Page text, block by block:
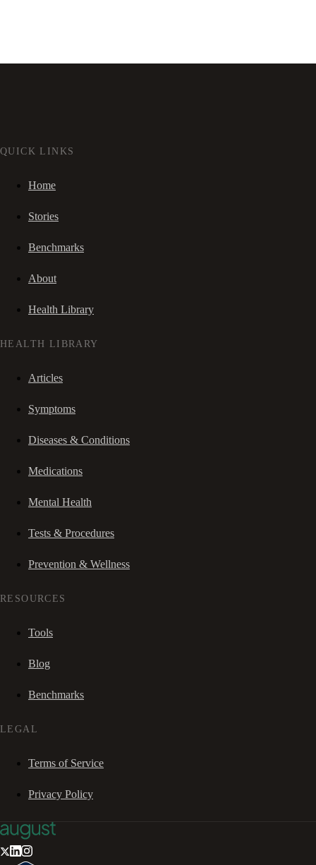
QUICK LINKS
Home
Stories
Benchmarks
About
Health Library
HEALTH LIBRARY
Articles
Symptoms
Diseases & Conditions
Medications
Mental Health
Tests & Procedures
Prevention & Wellness
RESOURCES
Tools
Blog
Benchmarks
LEGAL
Terms of Service
Privacy Policy